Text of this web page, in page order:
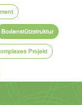
Bodenstützstruktur
Projekt